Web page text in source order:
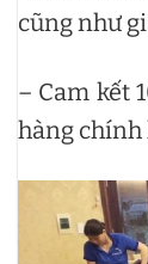
cũng như
– Cam kết
hàng chính